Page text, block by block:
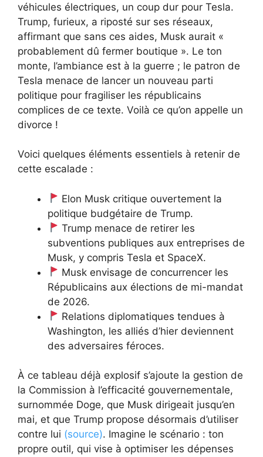
véhicules électriques, un coup dur pour Tesla.
Trump, furieux, a riposté sur ses réseaux,
affirmant que sans ces aides, Musk aurait «
probablement dû fermer boutique ». Le ton
monte, l’ambiance est à la guerre ; le patron de
Tesla menace de lancer un nouveau parti
politique pour fragiliser les républicains
complices de ce texte. Voilà ce qu’on appelle un
divorce !
Voici quelques éléments essentiels à retenir de
cette escalade :
Elon Musk critique ouvertement la
politique budgétaire de Trump.
Trump menace de retirer les
subventions publiques aux entreprises de
Musk, y compris Tesla et SpaceX.
Musk envisage de concurrencer les
Républicains aux élections de mi-mandat
de 2026.
Relations diplomatiques tendues à
Washington, les alliés d’hier deviennent
des adversaires féroces.
À ce tableau déjà explosif s’ajoute la gestion de
la Commission à l’efficacité gouvernementale,
surnommée Doge, que Musk dirigeait jusqu’en
mai, et que Trump propose désormais d’utiliser
contre lui (source). Imagine le scénario : ton
propre outil, qui vise à optimiser les dépenses